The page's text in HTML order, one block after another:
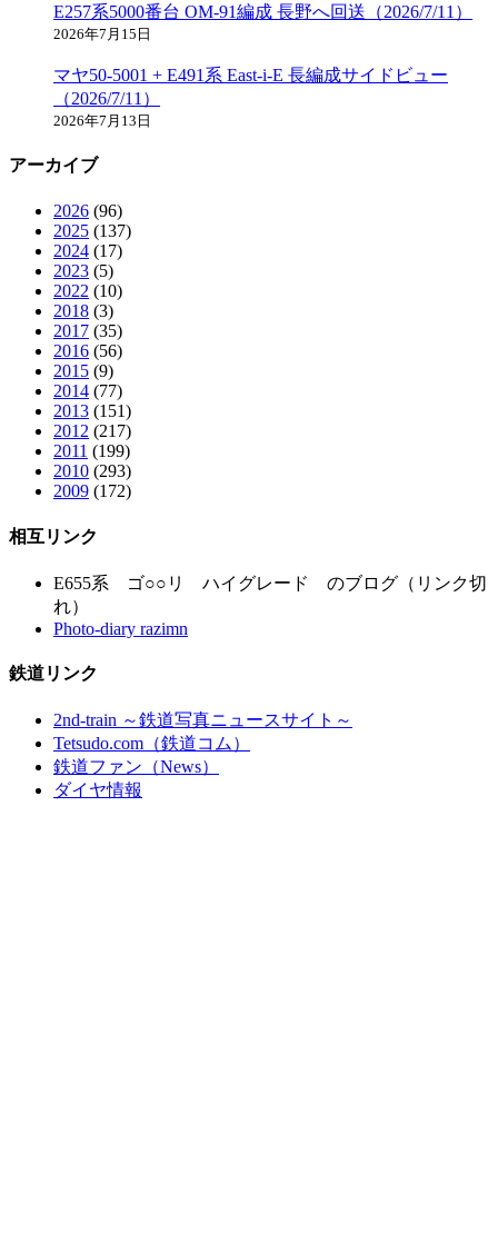
E257系5000番台 OM-91編成 長野へ回送（2026/7/11）
2026年7月15日
マヤ50-5001 + E491系 East-i-E 長編成サイドビュー
（2026/7/11）
2026年7月13日
アーカイブ
2026 (96)
2025 (137)
2024 (17)
2023 (5)
2022 (10)
2018 (3)
2017 (35)
2016 (56)
2015 (9)
2014 (77)
2013 (151)
2012 (217)
2011 (199)
2010 (293)
2009 (172)
相互リンク
E655系 ゴ○○リ ハイグレード のブログ（リンク切
れ）
Photo-diary razimn
鉄道リンク
2nd-train ～鉄道写真ニュースサイト～
Tetsudo.com（鉄道コム）
鉄道ファン（News）
ダイヤ情報